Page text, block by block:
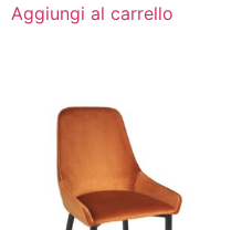
Aggiungi al carrello